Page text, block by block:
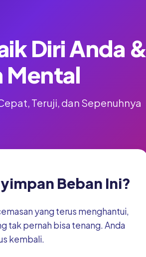
Diri Anda &
Mental
Teruji, dan Sepenuhnya
Beban Ini?
yang terus menghantui,
tak pernah bisa tenang. Anda
kembali.